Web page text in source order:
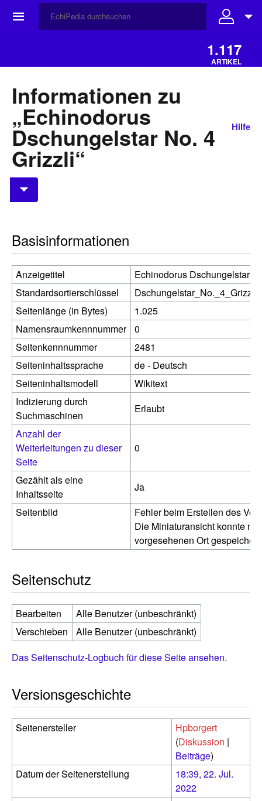
☰
1.117
ARTIKEL
Informationen zu
„Echinodorus
Dschungelstar No. 4
Grizzli“
Hilfe
Basisinformationen
Anzeigetitel
Echinodorus Dschungelstar
Standardsortierschlüssel
Dschungelstar_No._4_Grizzli
Seitenlänge (in Bytes)
1.025
Namensraumkennnummer
0
Seitenkennnummer
2481
Seiteninhaltssprache
de - Deutsch
Seiteninhaltsmodell
Wikitext
Indizierung durch
Suchmaschinen
Erlaubt
Anzahl der
Weiterleitungen zu dieser
Seite
0
Gezählt als eine
Inhaltsseite
Ja
Seitenbild
Fehler beim Erstellen des
Die Miniaturansicht konnte
vorgesehenen Ort
Seitenschutz
Bearbeiten
Alle Benutzer (unbeschränkt)
Verschieben
Alle Benutzer (unbeschränkt)
Das Seitenschutz-Logbuch für diese Seite ansehen.
Versionsgeschichte
Seitenersteller
Hpborgert
(Diskussion |
Beiträge)
Datum der Seitenerstellung
18:39, 22. Jul.
2022